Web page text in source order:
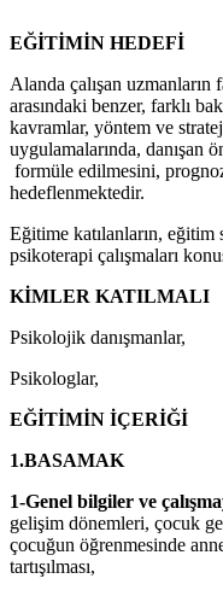
EĞİTİMİN HEDEFİ
Alanda çalışan
arasındaki benzer, farklı
kavramlar, yöntem ve
uygulamalarında, danışan
formüle edilmesini,
hedeflenmektedir.
Eğitime katılanların, eğitim
psikoterapi çalışmaları
KİMLER KATILMALI
Psikolojik danışmanlar,
Psikologlar,
EĞİTİMİN İÇERİĞİ
1.BASAMAK
1-Genel bilgiler ve
gelişim dönemleri, çocuk
çocuğun öğrenmesinde
tartışılması,